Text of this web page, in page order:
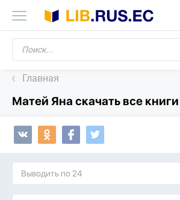
Главная
Матей Яна скачать все книги
Выводить по 24